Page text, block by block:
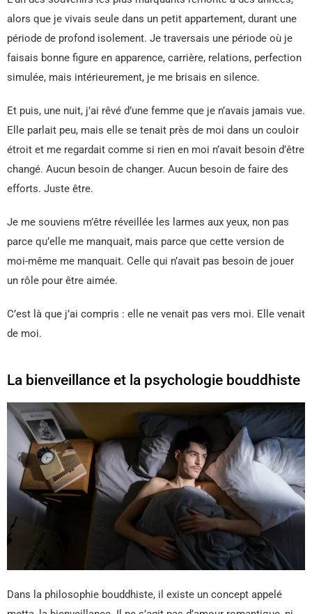
alors que je vivais seule dans un petit appartement, durant une
période de profond isolement. Je traversais une période où je
faisais bonne figure en apparence, carrière, relations, perfection
simulée, mais intérieurement, je me brisais en silence.
Et puis, une nuit, j’ai rêvé d’une femme que je n’avais jamais vue.
Elle parlait peu, mais elle se tenait près de moi dans un couloir
étroit et me regardait comme si rien en moi n’avait besoin d’être
changé. Aucun besoin de changer. Aucun besoin de faire des
efforts. Juste être.
Je me souviens m’être réveillée les larmes aux yeux, non pas
parce qu’elle me manquait, mais parce que cette version de
moi-même me manquait. Celle qui n’avait pas besoin de jouer
un rôle pour être aimée.
C’est là que j’ai compris : elle ne venait pas vers moi. Elle venait
de moi.
La bienveillance et la psychologie bouddhiste
Dans la philosophie bouddhiste, il existe un concept appelé